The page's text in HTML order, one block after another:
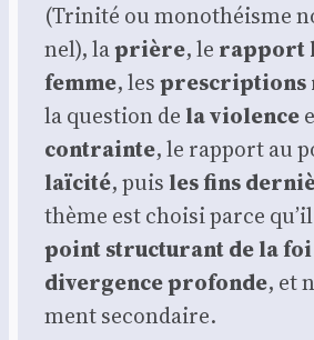
(Tri­ni­té ou mono­théisme
nel), laprière, le rap­port
femme, lespres­crip­tions
la ques­tion de la vio­lence
contrainte, le rap­port au
laï­ci­té, puis les fins
thème est choi­si parce
point struc­tu­rant de la foi
diver­gence pro­fonde, et
ment secon­daire.